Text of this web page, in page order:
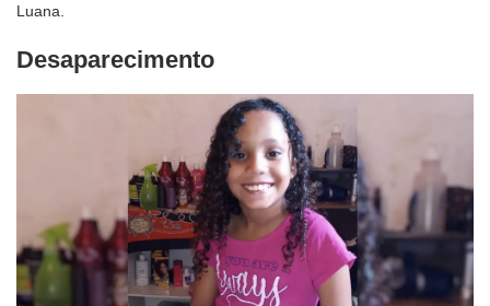
Luana.
Desaparecimento